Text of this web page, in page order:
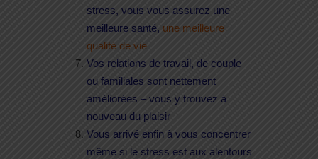
stress, vous vous assurez une
meilleure santé, une meilleure
qualité de vie
Vos relations de travail, de couple
ou familiales sont nettement
améliorées – vous y trouvez à
nouveau du plaisir
Vous arrivé enfin à vous concentrer
même si le stress est aux alentours